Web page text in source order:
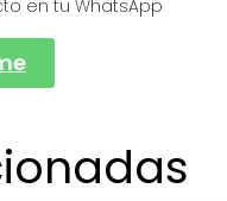
en tu WhatsApp